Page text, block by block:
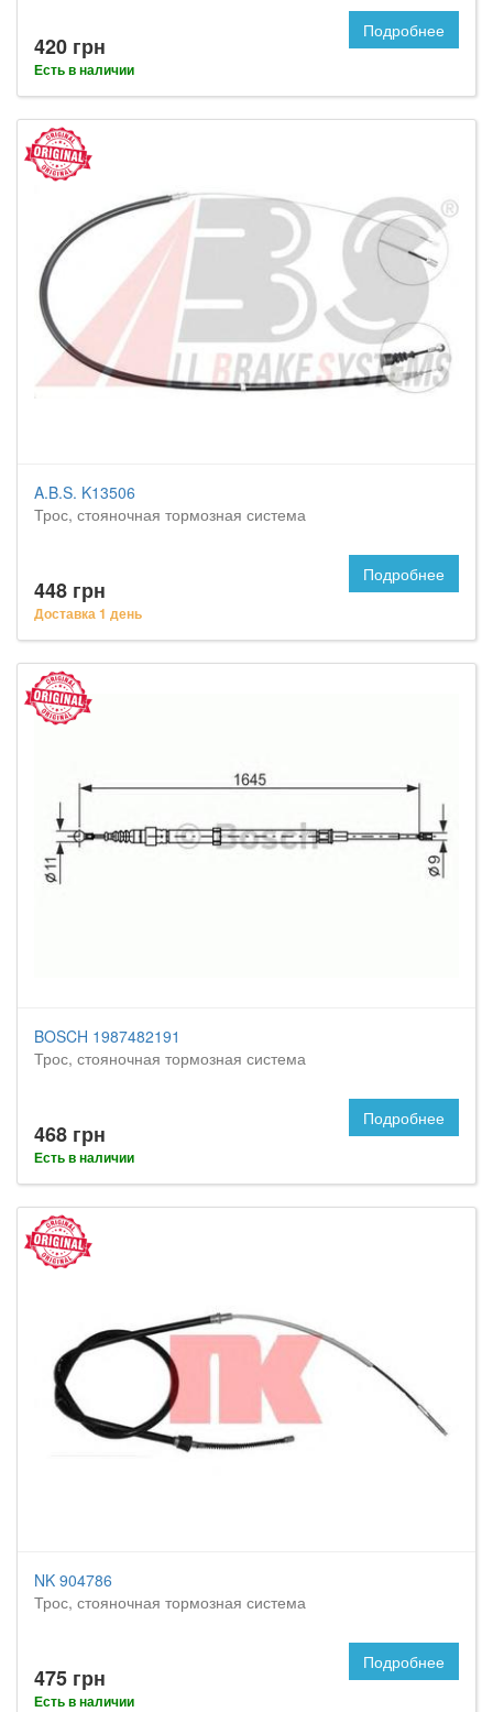
420 грн
Есть в наличии
Подробнее
A.B.S. K13506
Трос, стояночная тормозная система
448 грн
Доставка 1 день
Подробнее
BOSCH 1987482191
Трос, стояночная тормозная система
468 грн
Есть в наличии
Подробнее
NK 904786
Трос, стояночная тормозная система
475 грн
Есть в наличии
Подробнее